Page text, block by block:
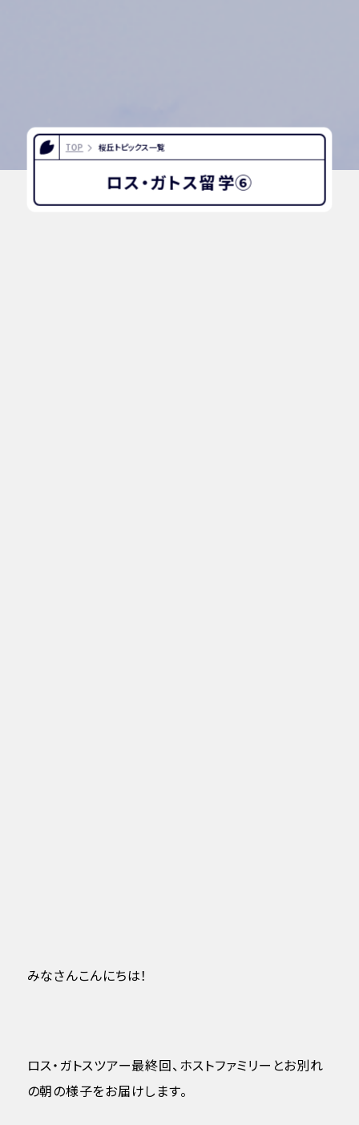
TOP 桜丘トピックス一覧
ロス・ガトス留学⑥
みなさんこんにちは！
ロス・ガトスツアー最終回、ホストファミリーとお別れ
の朝の様子をお届けします。